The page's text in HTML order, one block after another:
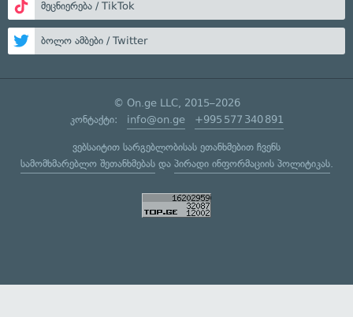
მეცნიერება / TikTok
ბოლო ამბები / Twitter
© On.ge LLC, 2015–2026
კონტაქტი: info@on.ge +995 577 340 891
ვებსაიტით სარგებლობისას ეთანხმებით ჩვენს
სამომხმარებლო შეთანხმებასდა პირადი ინფორმაციის პოლიტიკას.